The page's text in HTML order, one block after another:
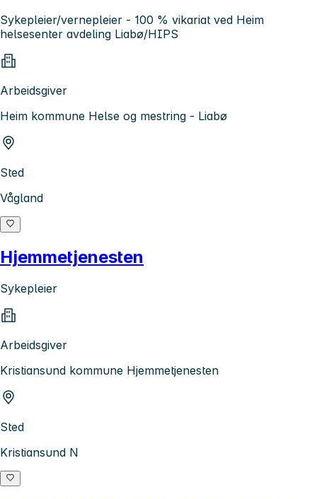
Sykepleier/vernepleier - 100 % vikariat ved Heim
helsesenter avdeling Liabø/HIPS
Arbeidsgiver
Heim kommune Helse og mestring - Liabø
Sted
Vågland
Hjemmetjenesten
Sykepleier
Arbeidsgiver
Kristiansund kommune Hjemmetjenesten
Sted
Kristiansund N